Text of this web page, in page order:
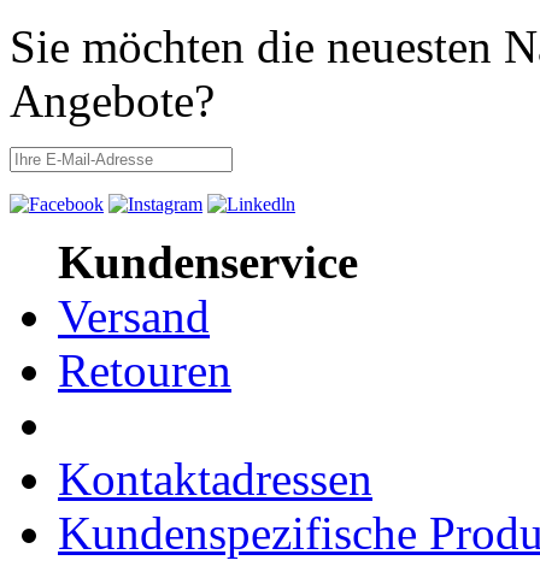
Sie möchten die neuesten
Angebote?
Kundenservice
Versand
Retouren
Kontaktadressen
Kundenspezifische